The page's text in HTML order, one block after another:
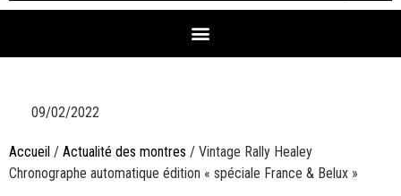
09/02/2022
Accueil / Actualité des montres / Vintage Rally Healey
Chronographe automatique édition « spéciale France & Belux »